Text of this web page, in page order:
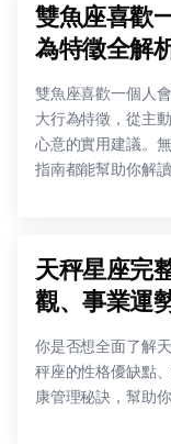
雙魚座喜歡
為特徵全解
雙魚座喜歡一個人
大行為特徵，從主
心意的實用建議。
指南都能幫助你解
天秤星座完
觀、事業運
你是否想全面了解
秤座的性格優缺點
康管理秘訣，幫助